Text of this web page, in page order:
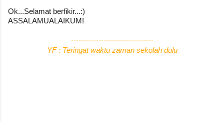
Ok...Selamat berfikir...:)
ASSALAMUALAIKUM!
---------------------------------
YF : Teringat waktu zaman sekolah dulu